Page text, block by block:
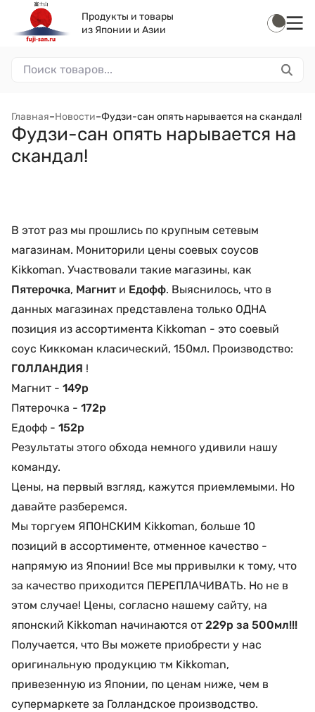
Продукты и товары
из Японии и Азии
Главная–Новости–​Фудзи-сан опять нарывается на скандал!
​Фудзи-сан опять нарывается на
скандал!
В этот раз мы прошлись по крупным сетевым
магазинам. Мониторили цены соевых соусов
Kikkoman. Участвовали такие магазины, как
Пятерочка, Магнити Едофф. Выяснилось, что в
данных магазинах представлена только ОДНА
позиция из ассортимента Kikkoman - это соевый
соус Киккоман класический, 150мл. Производство:
ГОЛЛАНДИЯ !
Магнит - 149р
Пятерочка - 172р
Едофф - 152р
Результаты этого обхода немного удивили нашу
команду.
Цены, на первый взгляд, кажутся приемлемыми. Но
давайте разберемся.
Мы торгуем ЯПОНСКИМ Kikkoman, больше 10
позиций в ассортименте, отменное качество -
напрямую из Японии! Все мы прривылки к тому, что
за качество приходится ПЕРЕПЛАЧИВАТЬ. Но не в
этом случае! Цены, согласно нашему сайту, на
японский Kikkoman начинаются от 229р за 500мл!!!
Получается, что Вы можете приобрести у нас
оригинальную продукцию тм Kikkoman,
привезенную из Японии, по ценам ниже, чем в
супермаркете за Голландское производство.